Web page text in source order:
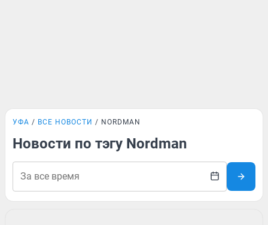
УФА ВСЕ НОВОСТИ NORDMAN
Новости по тэгу Nordman